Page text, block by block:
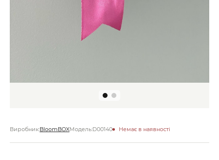
Виробник:BloomBOXМодель:D00140 Немає в наявності